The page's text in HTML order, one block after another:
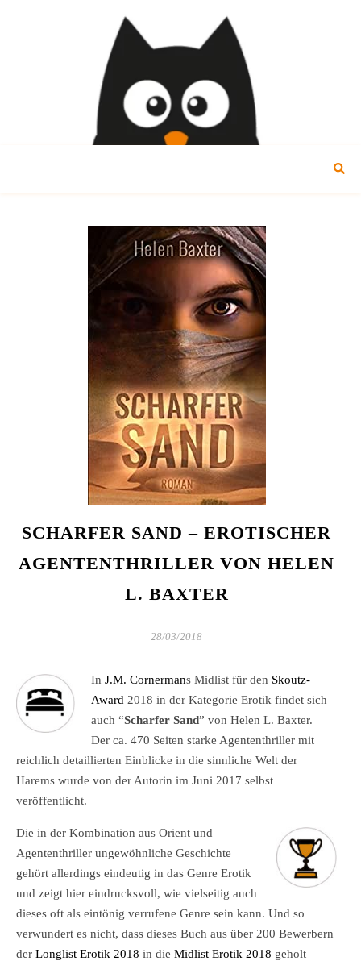
SCHARFER SAND – EROTISCHER
AGENTENTHRILLER VON HELEN
L. BAXTER
28/03/2018
In J.M. Cornermans Midlist für den Skoutz-
Award 2018 in der Kategorie Erotik findet sich
auch “Scharfer Sand” von Helen L. Baxter.
Der ca. 470 Seiten starke Agententhriller mit
reichlich detaillierten Einblicke in die sinnliche Welt der
Harems wurde von der Autorin im Juni 2017 selbst
veröffentlicht.
Die in der Kombination aus Orient und
Agententhriller ungewöhnliche Geschichte
gehört allerdings eindeutig in das Genre Erotik
und zeigt hier eindrucksvoll, wie vielseitig auch
dieses oft als eintönig verrufene Genre sein kann. Und so
verwundert es nicht, dass dieses Buch aus über 200 Bewerbern
der Longlist Erotik 2018 in die Midlist Erotik 2018 geholt